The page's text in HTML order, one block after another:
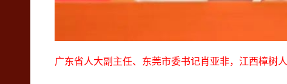
广东省人大副主任、东莞市委书记肖亚非，江西樟树人